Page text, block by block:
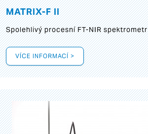
MATRIX-F II
Spolehlivý procesní FT-NIR spektrometr
VÍCE INFORMACÍ >